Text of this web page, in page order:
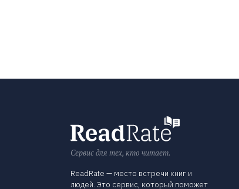
Сервис для тех, кто читает.
ReadRate — место встречи книг и
людей. Это сервис, который поможет